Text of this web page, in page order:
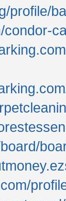
profile/